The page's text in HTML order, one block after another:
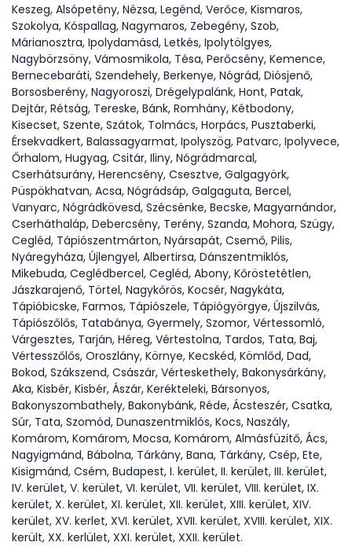
Keszeg, Alsópetény, Nézsa, Legénd, Verőce, Kismaros,
Szokolya, Kóspallag, Nagymaros, Zebegény, Szob,
Márianosztra, Ipolydamásd, Letkés, Ipolytölgyes,
Nagybörzsöny, Vámosmikola, Tésa, Perőcsény, Kemence,
Bernecebaráti, Szendehely, Berkenye, Nógrád, Diósjenő,
Borsosberény, Nagyoroszi, Drégelypalánk, Hont, Patak,
Dejtár, Rétság, Tereske, Bánk, Romhány, Kétbodony,
Kisecset, Szente, Szátok, Tolmács, Horpács, Pusztaberki,
Érsekvadkert, Balassagyarmat, Ipolyszög, Patvarc, Ipolyvece,
Őrhalom, Hugyag, Csitár, Iliny, Nógrádmarcal,
Cserhátsurány, Herencsény, Csesztve, Galgagyörk,
Püspökhatvan, Acsa, Nógrádsáp, Galgaguta, Bercel,
Vanyarc, Nógrádkövesd, Szécsénke, Becske, Magyarnándor,
Cserháthaláp, Debercsény, Terény, Szanda, Mohora, Szügy,
Cegléd, Tápiószentmárton, Nyársapát, Csemő, Pilis,
Nyáregyháza, Újlengyel, Albertirsa, Dánszentmiklós,
Mikebuda, Ceglédbercel, Cegléd, Abony, Kőröstetétlen,
Jászkarajenő, Törtel, Nagykőrös, Kocsér, Nagykáta,
Tápióbicske, Farmos, Tápiószele, Tápiógyörgye, Újszilvás,
Tápiószőlős, Tatabánya, Gyermely, Szomor, Vértessomló,
Várgesztes, Tarján, Héreg, Vértestolna, Tardos, Tata, Baj,
Vértesszőlős, Oroszlány, Környe, Kecskéd, Kömlőd, Dad,
Bokod, Szákszend, Császár, Vérteskethely, Bakonysárkány,
Aka, Kisbér, Kisbér, Ászár, Kerékteleki, Bársonyos,
Bakonyszombathely, Bakonybánk, Réde, Ácsteszér, Csatka,
Súr, Tata, Szomód, Dunaszentmiklós, Kocs, Naszály,
Komárom, Komárom, Mocsa, Komárom, Almásfüzitő, Ács,
Nagyigmánd, Bábolna, Tárkány, Bana, Tárkány, Csép, Ete,
Kisigmánd, Csém, Budapest, I. kerület, II. kerület, III. kerület,
IV. kerület, V. kerület, VI. kerület, VII. kerület, VIII. kerület, IX.
kerület, X. kerület, XI. kerület, XII. kerület, XIII. kerület, XIV.
kerület, XV. kerlet, XVI. kerület, XVII. kerület, XVIII. kerület, XIX.
került, XX. kerlület, XXI. kerület, XXII. kerület.